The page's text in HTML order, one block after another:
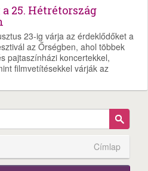
25. Hétrétország
23-ig várja az érdeklődőket a
az Őrségben, ahol többek
pajtaszínházi koncertekkel,
filmvetítésekkel várják az
Címlap